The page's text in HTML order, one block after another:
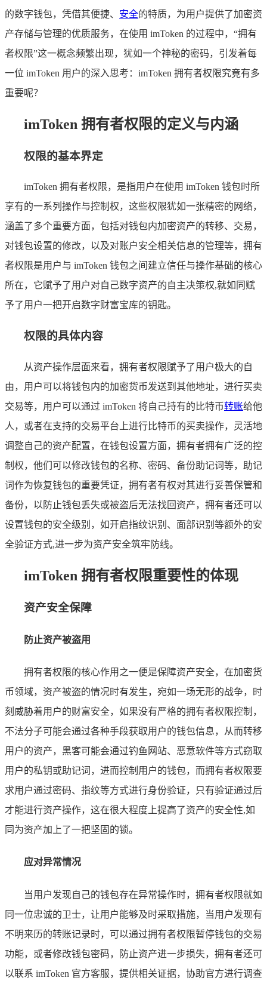
的数字钱包，凭借其便捷、 安全的特质，为用户提供了加密资
产存储与管理的优质服务，在使用 imToken 的过程中，“拥有
者权限”这一概念频繁出现，犹如一个神秘的密码，引发着每
一位 imToken 用户的深入思考：imToken 拥有者权限究竟有多
重要呢？
imToken 拥有者权限的定义与内涵
权限的基本界定
imToken 拥有者权限，是指用户在使用 imToken 钱包时所
享有的一系列操作与控制权，这些权限犹如一张精密的网络，
涵盖了多个重要方面，包括对钱包内加密资产的转移、交易，
对钱包设置的修改，以及对账户安全相关信息的管理等，拥有
者权限是用户与 imToken 钱包之间建立信任与操作基础的核心
所在，它赋予了用户对自己数字资产的自主决策权,就如同赋
予了用户一把开启数字财富宝库的钥匙。
权限的具体内容
从资产操作层面来看，拥有者权限赋予了用户极大的自
由，用户可以将钱包内的加密货币发送到其他地址，进行买卖
交易等，用户可以通过 imToken 将自己持有的比特币转账给他
人，或者在支持的交易平台上进行比特币的买卖操作，灵活地
调整自己的资产配置，在钱包设置方面，拥有者拥有广泛的控
制权，他们可以修改钱包的名称、密码、备份助记词等，助记
词作为恢复钱包的重要凭证，拥有者有权对其进行妥善保管和
备份，以防止钱包丢失或被盗后无法找回资产，拥有者还可以
设置钱包的安全级别，如开启指纹识别、面部识别等额外的安
全验证方式,进一步为资产安全筑牢防线。
imToken 拥有者权限重要性的体现
资产安全保障
防止资产被盗用
拥有者权限的核心作用之一便是保障资产安全，在加密货
币领域，资产被盗的情况时有发生，宛如一场无形的战争，时
刻威胁着用户的财富安全，如果没有严格的拥有者权限控制，
不法分子可能会通过各种手段获取用户的钱包信息，从而转移
用户的资产，黑客可能会通过钓鱼网站、恶意软件等方式窃取
用户的私钥或助记词，进而控制用户的钱包，而拥有者权限要
求用户通过密码、指纹等方式进行身份验证，只有验证通过后
才能进行资产操作，这在很大程度上提高了资产的安全性,如
同为资产加上了一把坚固的锁。
应对异常情况
当用户发现自己的钱包存在异常操作时，拥有者权限就如
同一位忠诚的卫士，让用户能够及时采取措施，当用户发现有
不明来历的转账记录时，可以通过拥有者权限暂停钱包的交易
功能，或者修改钱包密码，防止资产进一步损失，拥有者还可
以联系 imToken 官方客服，提供相关证据，协助官方进行调查